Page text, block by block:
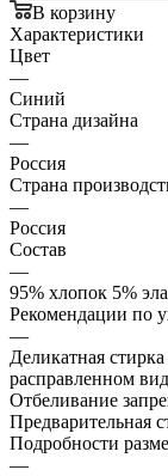
В корзину
Характеристики
Цвет
—
Синий
Страна дизайна
—
Россия
Страна
—
Россия
Состав
—
95% хлопок 5%
Рекомендации по
—
Деликатная
расправленном
Отбеливание
Предварительная
Подробности
—